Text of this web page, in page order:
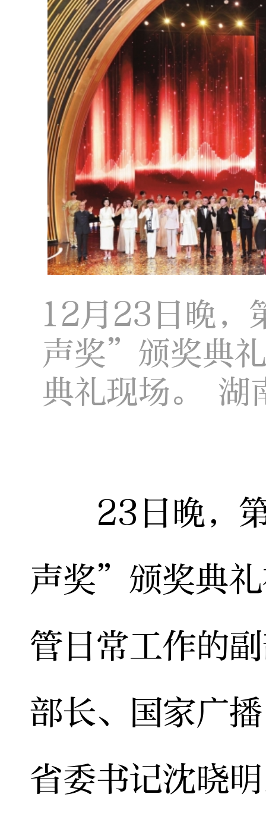
12月23日晚，
声奖”颁奖典
典礼现场。 湖
23日晚，第
声奖”颁奖典
管日常工作的
部长、国家广
省委书记沈晓